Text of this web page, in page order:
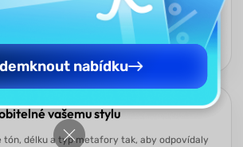
ChatGPT-5 a DeepSeek R1, okamžitě
a živé metafory – bez klišé, bez potíží, ideální
nebo kreativní bloky.
vašemu stylu
tón, délku a typ metafory tak, aby odpovídaly
nabídku